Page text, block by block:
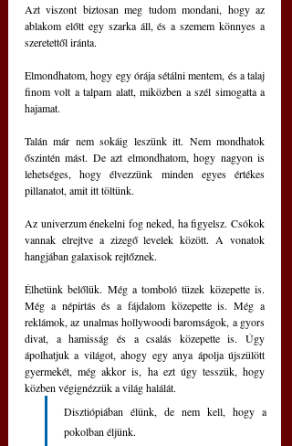
Azt viszont biztosan meg tudom mondani, hogy az
ablakom előtt egy szarka áll, és a szemem könnyes a
szeretettől iránta.
Elmondhatom, hogy egy órája sétálni mentem, és a talaj
finom volt a talpam alatt, miközben a szél simogatta a
hajamat.
Talán már nem sokáig leszünk itt. Nem mondhatok
őszintén mást. De azt elmondhatom, hogy nagyon is
lehetséges, hogy élvezzünk minden egyes értékes
pillanatot, amit itt töltünk.
Az univerzum énekelni fog neked, ha figyelsz. Csókok
vannak elrejtve a zizegő levelek között. A vonatok
hangjában galaxisok rejtőznek.
Élhetünk belőlük. Még a tomboló tüzek közepette is.
Még a népirtás és a fájdalom közepette is. Még a
reklámok, az unalmas hollywoodi baromságok, a gyors
divat, a hamisság és a csalás közepette is. Úgy
ápolhatjuk a világot, ahogy egy anya ápolja újszülött
gyermekét, még akkor is, ha ezt úgy tesszük, hogy
közben végignézzük a világ halálát.
Disztiópiában élünk, de nem kell, hogy a
pokolban éljünk.